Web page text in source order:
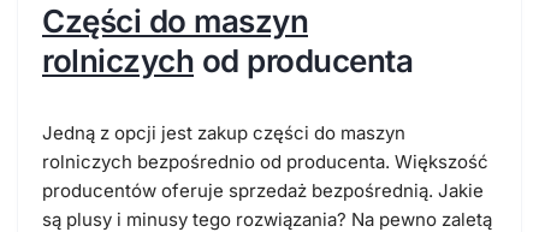
Części do maszyn
rolniczych od producenta
Jedną z opcji jest zakup części do maszyn
rolniczych bezpośrednio od producenta. Większość
producentów oferuje sprzedaż bezpośrednią. Jakie
są plusy i minusy tego rozwiązania? Na pewno zaletą